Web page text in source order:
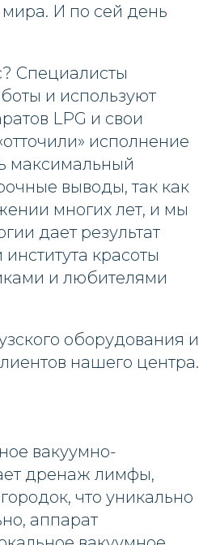
мира. И по сей день
Специалисты
и используют
LPG и свои
исполнение
максимальный
выводы, так как
многих лет, и мы
дает результат
красоты
и любителями
оборудования и
нашего центра.
вакуумно-
дренаж лимфы,
что уникально
аппарат